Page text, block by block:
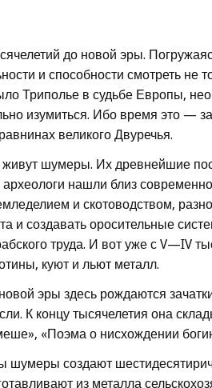
до новой эры.
и способности смотреть не
Триполье в судьбе Европы,
изумиться. Ибо время это —
великого Двуречья.
шумеры. Их древнейшие
нашли близ
и скотоводством,
и создавать оросительные
труда. И вот уже с V—IV
куют и льют металл.
эры здесь рождаются
К концу тысячелетия она
«Поэма о нисхождении
шумеры создают
из металла